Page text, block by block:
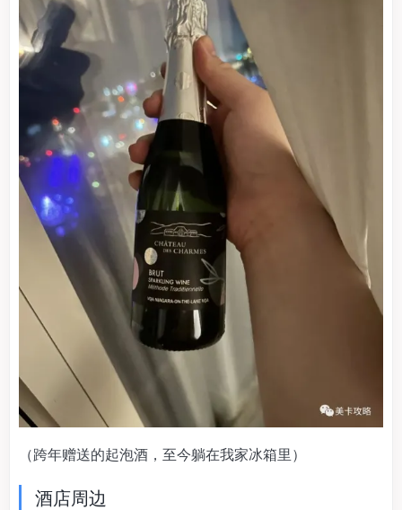
（跨年赠送的起泡酒，至今躺在我家冰箱里）
酒店周边